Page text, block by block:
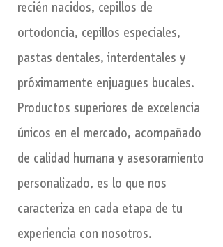
recién nacidos, cepillos de
ortodoncia, cepillos especiales,
pastas dentales, interdentales y
próximamente enjuagues bucales.
Productos superiores de excelencia
únicos en el mercado, acompañado
de calidad humana y asesoramiento
personalizado, es lo que nos
caracteriza en cada etapa de tu
experiencia con nosotros.